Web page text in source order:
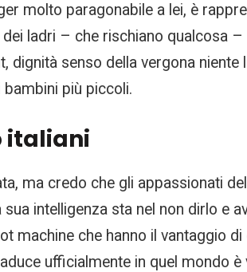
molto paragonabile a lei, è
ladri – che rischiano qualcosa
dignità senso della vergona
più piccoli.
italiani
ma credo che gli appassionati
intelligenza sta nel non dirlo e
machine che hanno il vantaggio
ufficialmente in quel